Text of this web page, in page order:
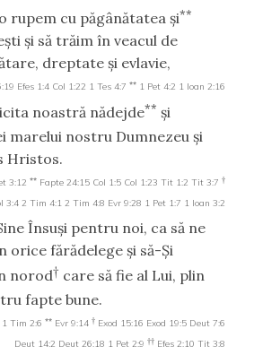
rupem cu păgânătatea şi**
şi să trăim în veacul de
dreptate şi evlavie,
Efes 1:4 Col 1:22 1 Tes 4:7 ** 1 Pet 4:2 1 Ioan 2:16
noastră nădejde** şi
marelui nostru Dumnezeu şi
Hristos.
3:12 ** Fapte 24:15 Col 1:5 Col 1:23 Tit 1:2 Tit 3:7 †
3:4 2 Tim 4:1 2 Tim 4:8 Evr 9:28 1 Pet 1:7 1 Ioan 3:2
Însuşi pentru noi, ca să ne
orice fărădelege şi să-Şi
norod† care să fie al Lui, plin
fapte bune.
1 Tim 2:6 ** Evr 9:14 † Exod 15:16 Exod 19:5 Deut 7:6
Deut 14:2 Deut 26:18 1 Pet 2:9 †† Efes 2:10 Tit 3:8